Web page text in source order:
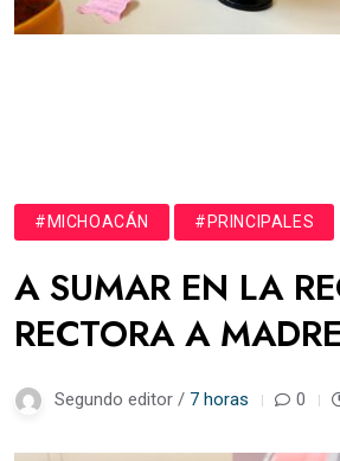
#MICHOACÁN #PRINCIPALES
A SUMAR EN LA
RECTORA A
Segundo editor / 7 horas 0